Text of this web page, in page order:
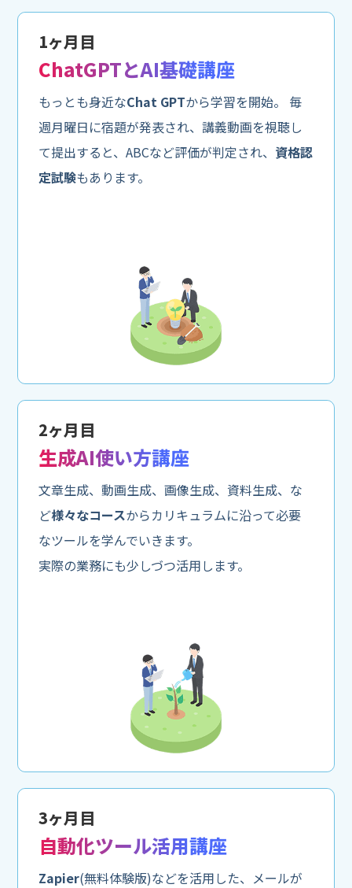
1ヶ月目
ChatGPTとAI基礎講座
もっとも身近なChat GPTから学習を開始。 毎
週月曜日に宿題が発表され、講義動画を視聴し
て提出すると、ABCなど評価が判定され、 資格認
定試験もあります。
2ヶ月目
生成AI使い方講座
文章生成、動画生成、画像生成、資料生成、な
ど様々なコースからカリキュラムに沿って必要
なツールを学んでいきます。
実際の業務にも少しづつ活用します。
3ヶ月目
自動化ツール活用講座
Zapier(無料体験版)などを活用した、メールが